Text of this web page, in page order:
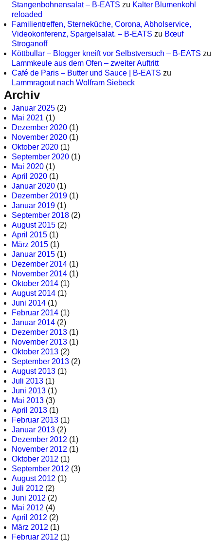
Stangenbohnensalat – B-EATS zu Kalter Blumenkohl
reloaded
Familientreffen, Sterneküche, Corona, Abholservice,
Videokonferenz, Spargelsalat. – B-EATS zu Bœuf
Stroganoff
Köttbullar – Blogger kneift vor Selbstversuch – B-EATS zu
Lammkeule aus dem Ofen – zweiter Auftritt
Café de Paris – Butter und Sauce | B-EATS zu
Lammragout nach Wolfram Siebeck
Archiv
Januar 2025 (2)
Mai 2021 (1)
Dezember 2020 (1)
November 2020 (1)
Oktober 2020 (1)
September 2020 (1)
Mai 2020 (1)
April 2020 (1)
Januar 2020 (1)
Dezember 2019 (1)
Januar 2019 (1)
September 2018 (2)
August 2015 (2)
April 2015 (1)
März 2015 (1)
Januar 2015 (1)
Dezember 2014 (1)
November 2014 (1)
Oktober 2014 (1)
August 2014 (1)
Juni 2014 (1)
Februar 2014 (1)
Januar 2014 (2)
Dezember 2013 (1)
November 2013 (1)
Oktober 2013 (2)
September 2013 (2)
August 2013 (1)
Juli 2013 (1)
Juni 2013 (1)
Mai 2013 (3)
April 2013 (1)
Februar 2013 (1)
Januar 2013 (2)
Dezember 2012 (1)
November 2012 (1)
Oktober 2012 (1)
September 2012 (3)
August 2012 (1)
Juli 2012 (2)
Juni 2012 (2)
Mai 2012 (4)
April 2012 (2)
März 2012 (1)
Februar 2012 (1)